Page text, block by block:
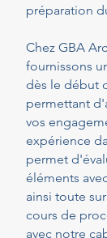
préparation
Chez GBA
fournissons
dès le début
permettant
vos
expérience
permet
éléments
ainsi toute
cours de
avec notre